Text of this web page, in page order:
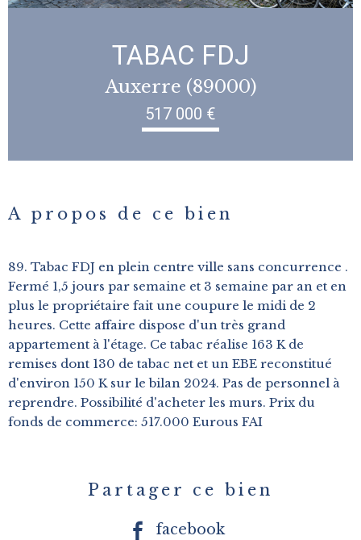
TABAC FDJ
Auxerre (89000)
517 000 €
A propos de ce bien
89. Tabac FDJ en plein centre ville sans concurrence .
Fermé 1,5 jours par semaine et 3 semaine par an et en
plus le propriétaire fait une coupure le midi de 2
heures. Cette affaire dispose d'un très grand
appartement à l'étage. Ce tabac réalise 163 K de
remises dont 130 de tabac net et un EBE reconstitué
d'environ 150 K sur le bilan 2024. Pas de personnel à
reprendre. Possibilité d'acheter les murs. Prix du
fonds de commerce: 517.000 Eurous FAI
Partager ce bien
facebook